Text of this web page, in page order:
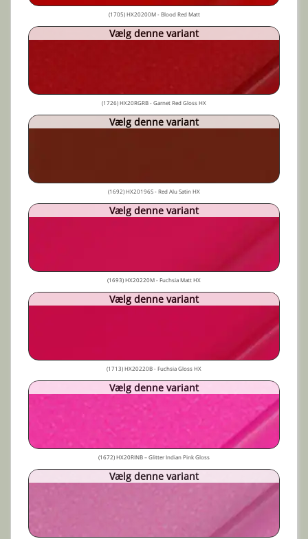
(1705) HX20200M - Blood Red Matt
Vælg denne variant
(1726) HX20RGRB - Garnet Red Gloss HX
Vælg denne variant
(1692) HX20196S - Red Alu Satin HX
Vælg denne variant
(1693) HX20220M - Fuchsia Matt HX
Vælg denne variant
(1713) HX20220B - Fuchsia Gloss HX
Vælg denne variant
(1672) HX20RINB – Glitter Indian Pink Gloss
Vælg denne variant